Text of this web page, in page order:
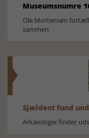
Museumsnumre
Ole Mortensøn
sammen
Sjældent fund
Arkæologer finder